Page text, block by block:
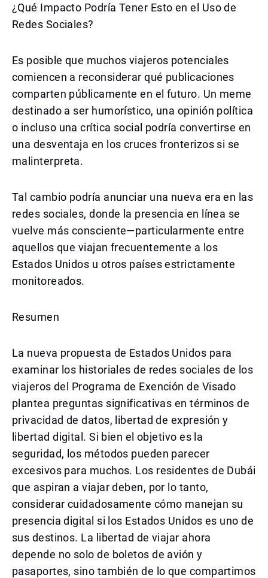
¿Qué Impacto Podría Tener Esto en el Uso de
Redes Sociales?
Es posible que muchos viajeros potenciales
comiencen a reconsiderar qué publicaciones
comparten públicamente en el futuro. Un meme
destinado a ser humorístico, una opinión política
o incluso una crítica social podría convertirse en
una desventaja en los cruces fronterizos si se
malinterpreta.
Tal cambio podría anunciar una nueva era en las
redes sociales, donde la presencia en línea se
vuelve más consciente—particularmente entre
aquellos que viajan frecuentemente a los
Estados Unidos u otros países estrictamente
monitoreados.
Resumen
La nueva propuesta de Estados Unidos para
examinar los historiales de redes sociales de los
viajeros del Programa de Exención de Visado
plantea preguntas significativas en términos de
privacidad de datos, libertad de expresión y
libertad digital. Si bien el objetivo es la
seguridad, los métodos pueden parecer
excesivos para muchos. Los residentes de Dubái
que aspiran a viajar deben, por lo tanto,
considerar cuidadosamente cómo manejan su
presencia digital si los Estados Unidos es uno de
sus destinos. La libertad de viajar ahora
depende no solo de boletos de avión y
pasaportes, sino también de lo que compartimos